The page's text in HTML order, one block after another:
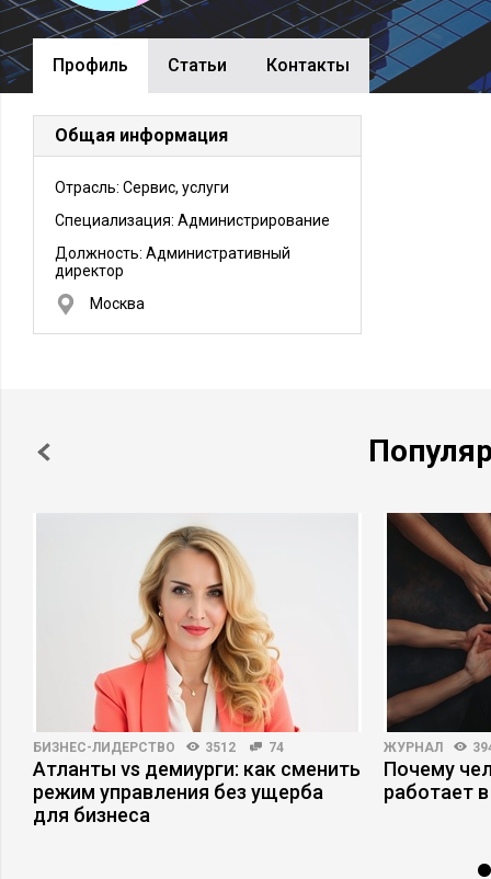
Профиль Cтатьи Контакты
Общая информация
Отрасль: Сервис, услуги
Специализация: Администрирование
Должность: Административный
директор
Москва
БИЗНЕС-ЛИДЕРСТВО 3512 74
Атланты vs демиурги: как сменить
режим управления без ущерба
для бизнеса
ЖУРНАЛ
Почему
работает